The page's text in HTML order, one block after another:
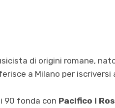
di origini romane,
a Milano per iscriversi
90 fonda con Pacifico i